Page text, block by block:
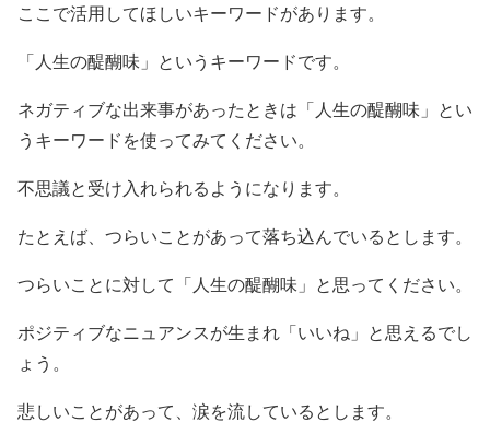
ここで活用してほしいキーワードがあります。
「人生の醍醐味」というキーワードです。
ネガティブな出来事があったときは「人生の醍醐味」とい
うキーワードを使ってみてください。
不思議と受け入れられるようになります。
たとえば、つらいことがあって落ち込んでいるとします。
つらいことに対して「人生の醍醐味」と思ってください。
ポジティブなニュアンスが生まれ「いいね」と思えるでし
ょう。
悲しいことがあって、涙を流しているとします。